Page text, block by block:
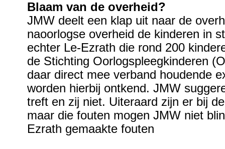
Blaam van de overheid?
JMW deelt een klap uit naar de
naoorlogse overheid de kinderen in
echter Le-Ezrath die rond 200
de Stichting Oorlogspleegkinderen
daar direct mee verband houdende
worden hierbij ontkend. JMW
treft en zij niet. Uiteraard zijn er bij
maar die fouten mogen JMW niet
Ezrath gemaakte fouten